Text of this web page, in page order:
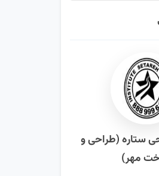
ستاره (طراحی و
مهر‌)